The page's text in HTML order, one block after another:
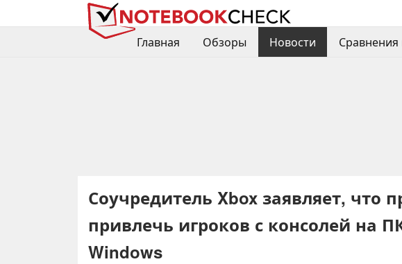
Главная
Обзоры Новости Сравнения
Соучредитель Xbox заявляет, что
привлечь игроков с консолей на
Windows